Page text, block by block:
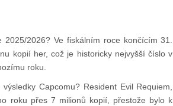
2026? Ve fiskálním roce končícím 31.
kopií her, což je historicky nejvyšší číslo v
roku.
Capcomu? Resident Evil Requiem,
roku přes 7 milionů kopií, přestože bylo k